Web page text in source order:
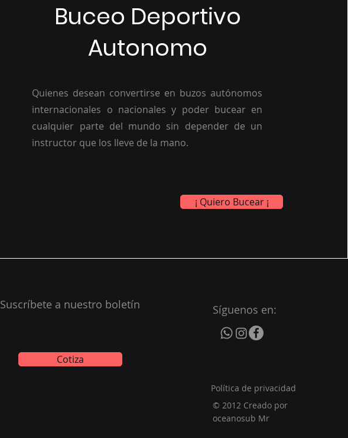
Buceo Deportivo
Autonomo
Quienes desean convertirse en buzos autónomos
internacionales o nacionales y poder bucear en
cualquier parte del mundo sin depender de un
instructor que los lleve de la mano.
¡ Quiero Bucear ¡
Suscríbete a nuestro boletín
Cotiza
Síguenos en:
Política de privacidad
© 2012 Creado por
oceanosub Mr